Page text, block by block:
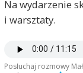
Na wydarzenie
i warsztaty.
Posłuchaj rozmowy